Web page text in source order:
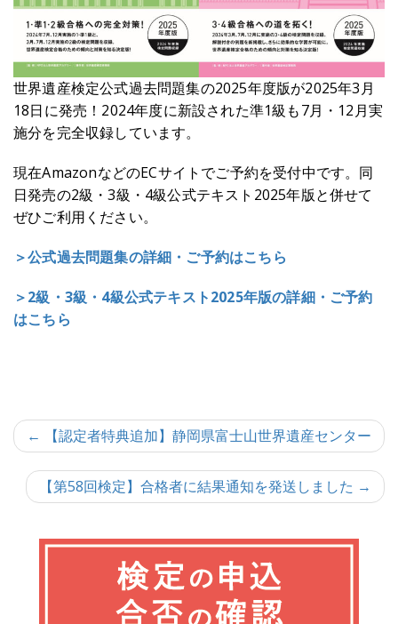
世界遺産検定公式過去問題集の2025年度版が2025年3月
18日に発売！2024年度に新設された準1級も7月・12月実
施分を完全収録しています。
現在AmazonなどのECサイトでご予約を受付中です。同
日発売の2級・3級・4級公式テキスト2025年版と併せて
ぜひご利用ください。
＞公式過去問題集の詳細・ご予約はこちら
＞2級・3級・4級公式テキスト2025年版の詳細・ご予約
はこちら
投
ナ
← 【認定者特典追加】静岡県富士山世界遺産センター
【第58回検定】合格者に結果通知を発送しました →